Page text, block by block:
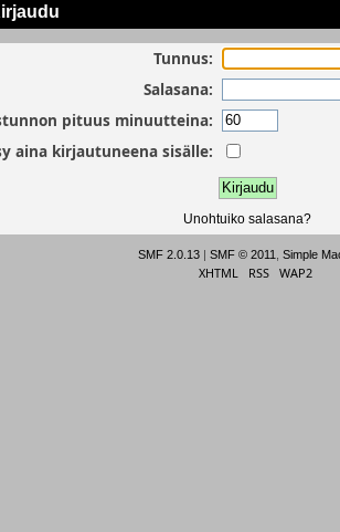
Tunnus:
Salasana:
pituus minuutteina:
aina kirjautuneena sisälle:
Unohtuiko salasana?
SMF 2.0.13 | SMF © 2011 Simple
XHTML RSS WAP2